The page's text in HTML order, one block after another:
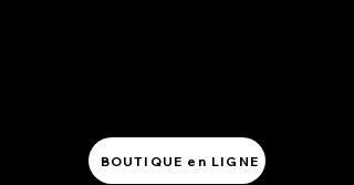
BOUTIQUE en LIGNE